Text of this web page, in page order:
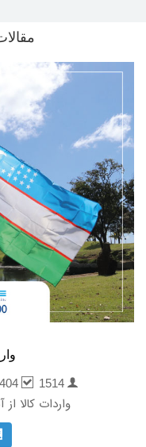
mirsaberi mahdi
1514
واردات کالا